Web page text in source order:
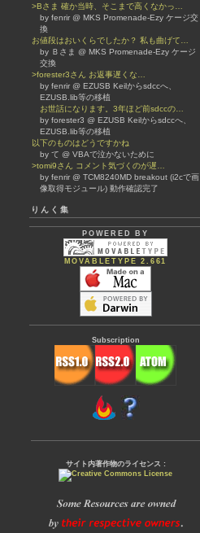
>Bさま 確か当時、そこまで高くなかっ…
by fenrir @ MKS Promenade-Ezy ケージ交
換
お値段はおいくらでしたか？ 私も曲げて…
by Ｂさま @ MKS Promenade-Ezy ケージ
交換
>forester3さん お返事遅くな…
by fenrir @ EZUSB Keilからsdccへ、
EZUSB.lib等の移植
お世話になります。3年ほど前sdccの…
by forester3 @ EZUSB Keilからsdccへ、
EZUSB.lib等の移植
以下のものはどうですかね
by て @ VBAで泣かないために
>tomi9さん コメント気づくのが遅…
by fenrir @ TCM8240MD breakout (i2cで画
像取得モジュール) 動作確認完了
りんく集
POWERED BY
MOVABLETYPE 2.661
Subscription
サイト内著作物のライセンス :